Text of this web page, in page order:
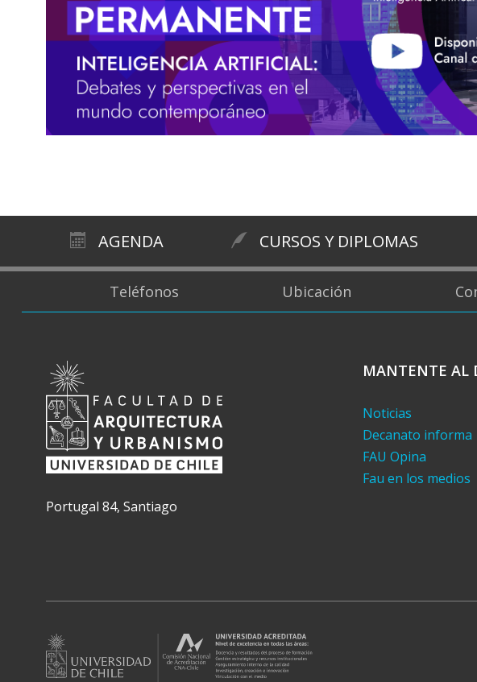
AGENDA CURSOS Y DIPLOMAS
Teléfonos Ubicación
Portugal 84, Santiago
MANTENTE AL
Noticias
Decanato informa
FAU Opina
Fau en los medios